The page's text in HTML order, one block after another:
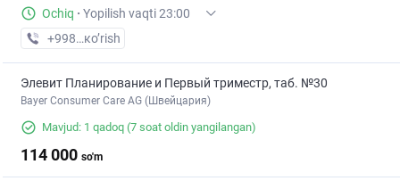
Ochiq · Yopilish vaqti 23:00
+998 (71) XXX-XX-XX
кo’rish
Элевит Планирование и Первый триместр, таб. №30
Bayer Consumer Care AG (Швейцария)
Mavjud: 1 qadoq (7 soat oldin yangilangan)
114 000 so'm